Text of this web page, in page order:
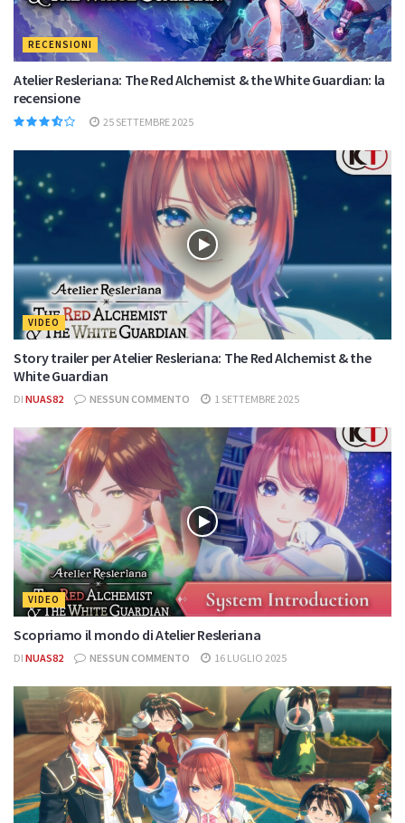
RECENSIONI
Atelier Resleriana: The Red Alchemist & the White Guardian: la
recensione
25 SETTEMBRE 2025
VIDEO
Story trailer per Atelier Resleriana: The Red Alchemist & the
White Guardian
DI NUAS82 NESSUN COMMENTO 1 SETTEMBRE 2025
VIDEO
Scopriamo il mondo di Atelier Resleriana
DI NUAS82 NESSUN COMMENTO 16 LUGLIO 2025